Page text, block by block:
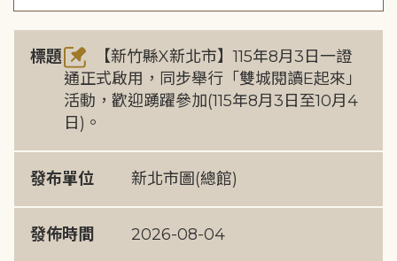
標題
【新竹縣X新北市】115年8月3日一證
通正式啟用，同步舉行「雙城閱讀E起來」
活動，歡迎踴躍參加(115年8月3日至10月4
日)。
發布單位 新北市圖(總館)
發佈時間 2026-08-04